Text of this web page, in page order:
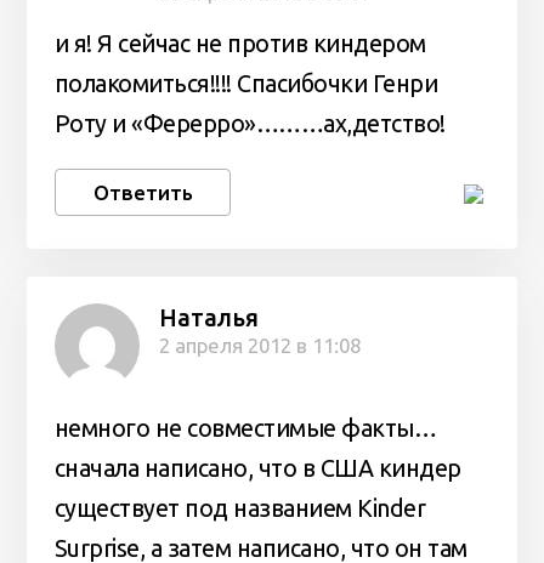
и я! Я сейчас не против киндером
полакомиться!!!! Спасибочки Генри
Роту и «Ферерро»………ах,детство!
Ответить
Наталья
2 апреля 2012 в 11:08
немного не совместимые факты…
сначала написано, что в США киндер
существует под названием Kinder
Surprise, а затем написано, что он там